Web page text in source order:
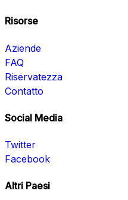
Risorse
Aziende
FAQ
Riservatezza
Contatto
Social Media
Twitter
Facebook
Altri Paesi